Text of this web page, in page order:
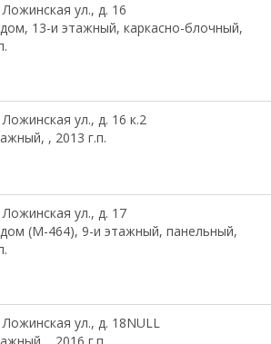
ул., д. 16
13-и этажный, каркасно-блочный,
ул., д. 16 к.2
, 2013 г.п.
ул., д. 17
(М-464), 9-и этажный, панельный,
ул., д. 18NULL